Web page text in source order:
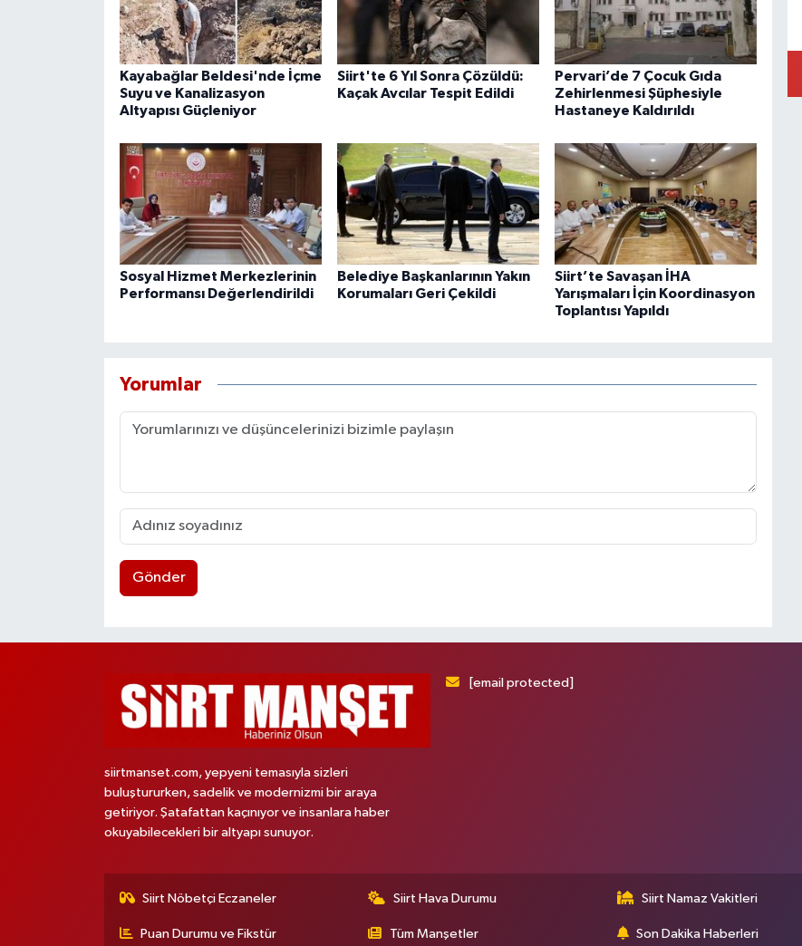
Kayabağlar Beldesi'nde İçme
Suyu ve Kanalizasyon
Altyapısı Güçleniyor
Siirt'te 6 Yıl Sonra Çözüldü:
Kaçak Avcılar Tespit Edildi
Pervari’de 7 Çocuk Gıda
Zehirlenmesi Şüphesiyle
Hastaneye Kaldırıldı
Sosyal Hizmet Merkezlerinin
Performansı Değerlendirildi
Belediye Başkanlarının Yakın
Korumaları Geri Çekildi
Siirt’te Savaşan İHA
Yarışmaları İçin Koordinasyon
Toplantısı Yapıldı
Yorumlar
Gönder
siirtmanset.com, yepyeni temasıyla sizleri
buluştururken, sadelik ve modernizmi bir araya
getiriyor. Şatafattan kaçınıyor ve insanlara haber
okuyabilecekleri bir altyapı sunuyor.
[email protected]
Siirt Nöbetçi Eczaneler Siirt Hava Durumu Siirt Namaz Vakitleri
Puan Durumu ve Fikstür Tüm Manşetler Son Dakika Haberleri